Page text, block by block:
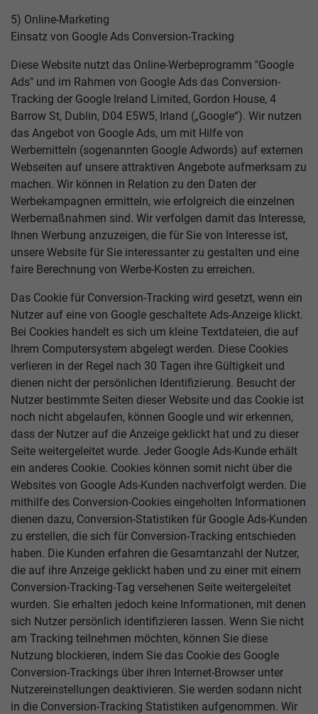
5) Online-Marketing
Einsatz von Google Ads Conversion-Tracking
Diese Website nutzt das Online-Werbeprogramm "Google
Ads" und im Rahmen von Google Ads das Conversion-
Tracking der Google Ireland Limited, Gordon House, 4
Barrow St, Dublin, D04 E5W5, Irland („Google“). Wir nutzen
das Angebot von Google Ads, um mit Hilfe von
Werbemitteln (sogenannten Google Adwords) auf externen
Webseiten auf unsere attraktiven Angebote aufmerksam zu
machen. Wir können in Relation zu den Daten der
Werbekampagnen ermitteln, wie erfolgreich die einzelnen
Werbemaßnahmen sind. Wir verfolgen damit das Interesse,
Ihnen Werbung anzuzeigen, die für Sie von Interesse ist,
unsere Website für Sie interessanter zu gestalten und eine
faire Berechnung von Werbe-Kosten zu erreichen.
Das Cookie für Conversion-Tracking wird gesetzt, wenn ein
Nutzer auf eine von Google geschaltete Ads-Anzeige klickt.
Bei Cookies handelt es sich um kleine Textdateien, die auf
Ihrem Computersystem abgelegt werden. Diese Cookies
verlieren in der Regel nach 30 Tagen ihre Gültigkeit und
dienen nicht der persönlichen Identifizierung. Besucht der
Nutzer bestimmte Seiten dieser Website und das Cookie ist
noch nicht abgelaufen, können Google und wir erkennen,
dass der Nutzer auf die Anzeige geklickt hat und zu dieser
Seite weitergeleitet wurde. Jeder Google Ads-Kunde erhält
ein anderes Cookie. Cookies können somit nicht über die
Websites von Google Ads-Kunden nachverfolgt werden. Die
mithilfe des Conversion-Cookies eingeholten Informationen
dienen dazu, Conversion-Statistiken für Google Ads-Kunden
zu erstellen, die sich für Conversion-Tracking entschieden
haben. Die Kunden erfahren die Gesamtanzahl der Nutzer,
die auf ihre Anzeige geklickt haben und zu einer mit einem
Conversion-Tracking-Tag versehenen Seite weitergeleitet
wurden. Sie erhalten jedoch keine Informationen, mit denen
sich Nutzer persönlich identifizieren lassen. Wenn Sie nicht
am Tracking teilnehmen möchten, können Sie diese
Nutzung blockieren, indem Sie das Cookie des Google
Conversion-Trackings über ihren Internet-Browser unter
Nutzereinstellungen deaktivieren. Sie werden sodann nicht
in die Conversion-Tracking Statistiken aufgenommen. Wir